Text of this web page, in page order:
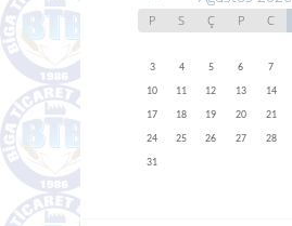
P S Ç P C
3
4 5 6 7
10
11 12 13 14
17
18 19 20 21
24
25 26 27 28
31